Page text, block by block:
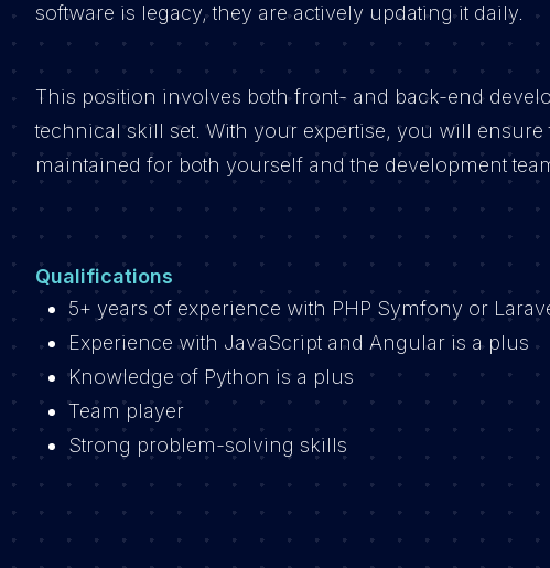
software is legacy, they are actively updating it daily.
This position involves both front- and back-end
technical skill set. With your expertise, you will
maintained for both yourself and the development
Qualifications
5+ years of experience with PHP Symfony or
Experience with JavaScript and Angular is a plus
Knowledge of Python is a plus
Team player
Strong problem-solving skills